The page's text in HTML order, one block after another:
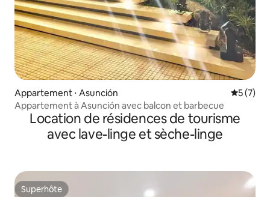
Appartement ⋅ Asunción
5 (7)
Appartement à Asunción avec balcon et barbecue
Location de résidences de tourisme
avec lave-linge et sèche-linge
Superhôte
Superhôte